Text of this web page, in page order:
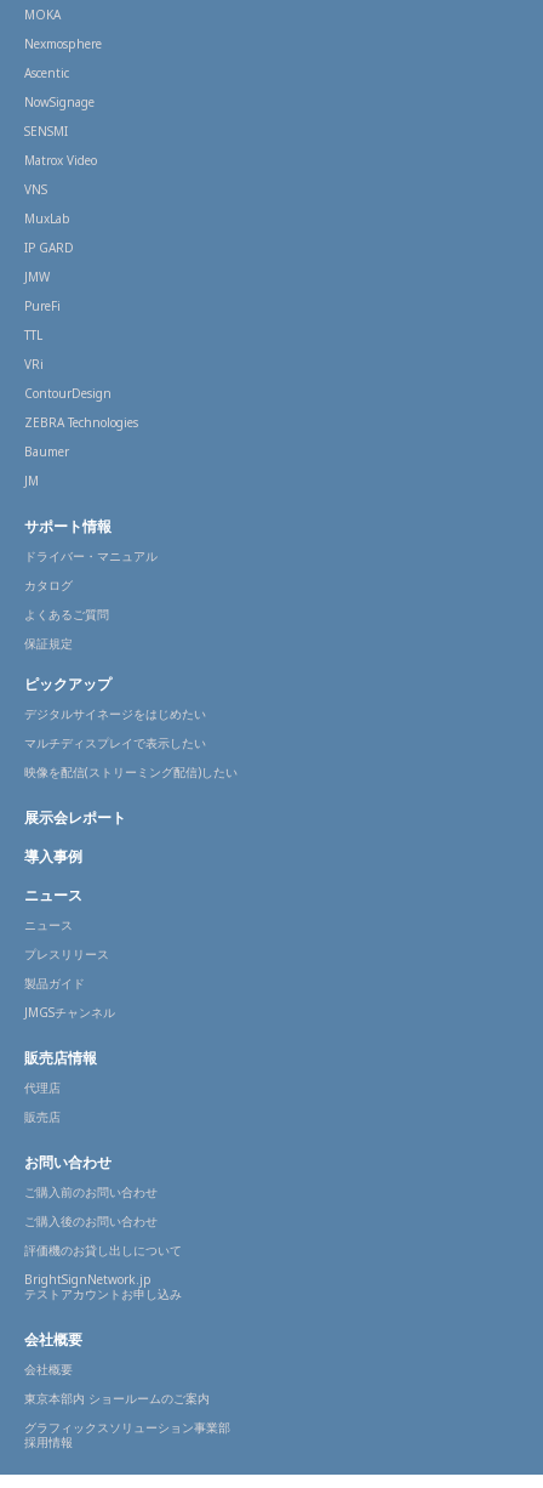
MOKA
Nexmosphere
Ascentic
NowSignage
SENSMI
Matrox Video
VNS
MuxLab
IP GARD
JMW
PureFi
TTL
VRi
ContourDesign
ZEBRA Technologies
Baumer
JM
サポート情報
ドライバー・マニュアル
カタログ
よくあるご質問
保証規定
ピックアップ
デジタルサイネージをはじめたい
マルチディスプレイで表示したい
映像を配信(ストリーミング配信)したい
展示会レポート
導入事例
ニュース
ニュース
プレスリリース
製品ガイド
JMGSチャンネル
販売店情報
代理店
販売店
お問い合わせ
ご購入前のお問い合わせ
ご購入後のお問い合わせ
評価機のお貸し出しについて
BrightSignNetwork.jp
テストアカウントお申し込み
会社概要
会社概要
東京本部内 ショールームのご案内
グラフィックスソリューション事業部
採用情報